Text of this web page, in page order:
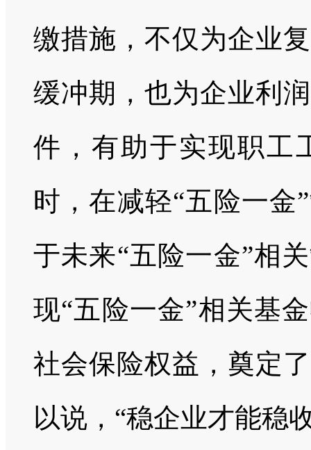
缴措施，不仅为企业
缓冲期，也为企业利
件，有助于实现职工
时，在减轻“五险一金
于未来“五险一金”相
现“五险一金”相关基
社会保险权益，奠定
以说，“稳企业才能稳